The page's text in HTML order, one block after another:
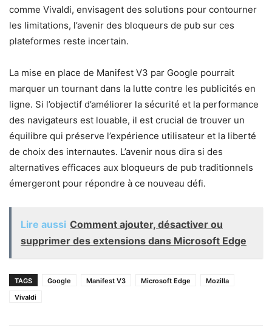
comme Vivaldi, envisagent des solutions pour contourner
les limitations, l’avenir des bloqueurs de pub sur ces
plateformes reste incertain.
La mise en place de Manifest V3 par Google pourrait
marquer un tournant dans la lutte contre les publicités en
ligne. Si l’objectif d’améliorer la sécurité et la performance
des navigateurs est louable, il est crucial de trouver un
équilibre qui préserve l’expérience utilisateur et la liberté
de choix des internautes. L’avenir nous dira si des
alternatives efficaces aux bloqueurs de pub traditionnels
émergeront pour répondre à ce nouveau défi.
Lire aussi Comment ajouter, désactiver ou
supprimer des extensions dans Microsoft Edge
TAGS Google Manifest V3 Microsoft Edge
Mozilla
Vivaldi